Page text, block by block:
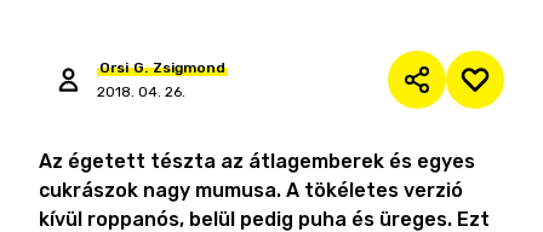
Orsi G. Zsigmond
2018. 04. 26.
Az égetett tészta az átlagemberek és egyes
cukrászok nagy mumusa. A tökéletes verzió
kívül roppanós, belül pedig puha és üreges. Ezt